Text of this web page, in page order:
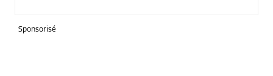
Sponsorisé